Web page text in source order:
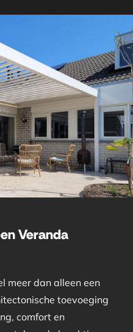
Veranda
meer dan alleen een
toevoeging
comfort en